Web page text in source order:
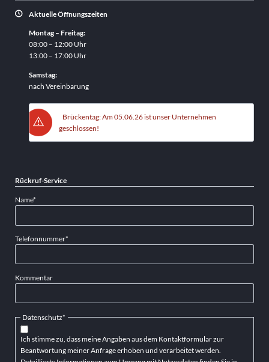
Aktuelle Öffnungszeiten
Montag – Freitag:
08:00 – 12:00 Uhr
13:00 – 17:00 Uhr
Samstag:
nach Vereinbarung
Brückentag: Am 05.06.26 ist unser Unternehmen
geschlossen!
Rückruf-Service
Pflichtfeld
Name*
Pflichtfeld
Telefonnummer*
Kommentar
Pflichtfeld
Datenschutz*
Ich stimme zu, dass meine Angaben aus dem Kontaktformular zur
Beantwortung meiner Anfrage erhoben und verarbeitet werden.